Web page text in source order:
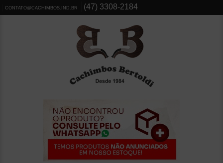
CONTATO@CACHIMBOS.IND.BR (47) 3308-2184